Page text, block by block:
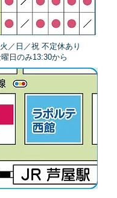
／日／祝 不定休あり
日のみ13:30から